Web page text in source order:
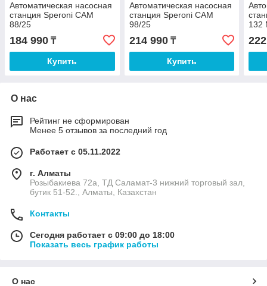
Автоматическая насосная
станция Speroni CAM
88/25
184 990 ₸
Купить
Автоматическая насосная
станция Speroni CAM
98/25
214 990₸
Купить
132
О нас
Рейтинг не сформирован
Менее 5 отзывов за последний год
Работает с 05.11.2022
г. Алматы
Розыбакиева 72а, ТД Саламат-3 нижний торговый зал,
бутик 51-52., Алматы, Казахстан
Контакты
Сегодня работает с 09:00 до 18:00
Показать весь график работы
О нас